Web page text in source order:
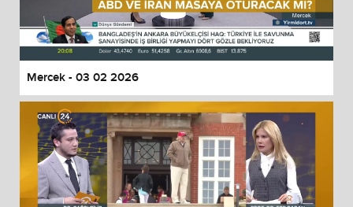
Mercek - 03 02 2026